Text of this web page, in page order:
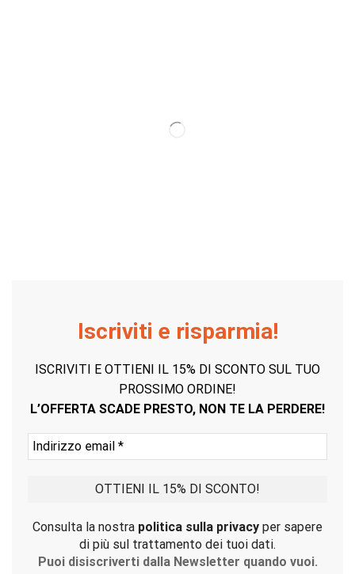
Iscriviti e risparmia!
ISCRIVITI E OTTIENI IL 15% DI SCONTO SUL TUO
PROSSIMO ORDINE!
L’OFFERTA SCADE PRESTO, NON TE LA PERDERE!
Consulta la nostra politica sulla privacy per sapere
di più sul trattamento dei tuoi dati.
Puoi disiscriverti dalla Newsletter quando vuoi.